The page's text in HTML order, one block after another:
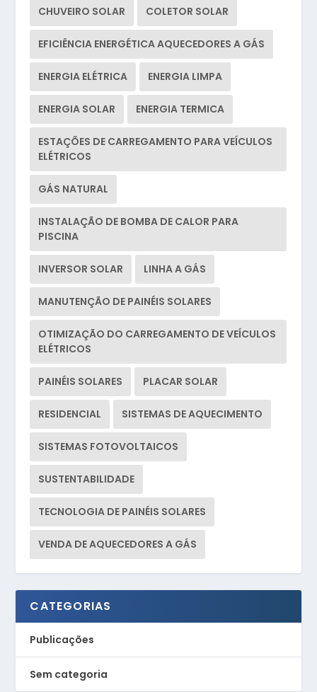
CHUVEIRO SOLAR COLETOR SOLAR
EFICIÊNCIA ENERGÉTICA AQUECEDORES A GÁS
ENERGIA ELÉTRICA ENERGIA LIMPA
ENERGIA SOLAR ENERGIA TERMICA
ESTAÇÕES DE CARREGAMENTO PARA VEÍCULOS
ELÉTRICOS
GÁS NATURAL
INSTALAÇÃO DE BOMBA DE CALOR PARA
PISCINA
INVERSOR SOLAR LINHA A GÁS
MANUTENÇÃO DE PAINÉIS SOLARES
OTIMIZAÇÃO DO CARREGAMENTO DE VEÍCULOS
ELÉTRICOS
PAINÉIS SOLARES PLACAR SOLAR
RESIDENCIAL SISTEMAS DE AQUECIMENTO
SISTEMAS FOTOVOLTAICOS
SUSTENTABILIDADE
TECNOLOGIA DE PAINÉIS SOLARES
VENDA DE AQUECEDORES A GÁS
CATEGORIAS
Publicações
Sem categoria